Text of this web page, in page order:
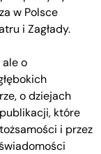
w Polsce
i Zagłady.
o
o dziejach
które
i przez